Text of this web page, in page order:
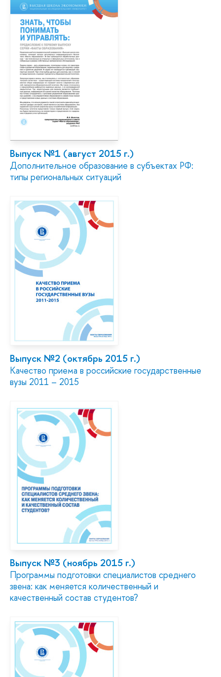
Выпуск №1 (август 2015 г.)
Дополнительное образование в субъектах РФ:
типы региональных ситуаций
Выпуск №2 (октябрь 2015 г.)
Качество приема в российские государственные
вузы 2011 – 2015
Выпуск №3 (ноябрь 2015 г.)
Программы подготовки специалистов среднего
звена: как меняется количественный и
качественный состав студентов?